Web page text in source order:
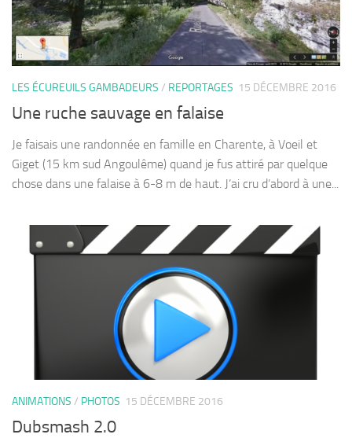
LES ÉCUREUILS GAMBADEURS / REPORTAGES 15 DÉCEMBRE 2016
Une ruche sauvage en falaise
Je faisais une randonnée en famille en Charente, à Voeil et
Giget (15 km sud Angoulême) quand je fus attiré par quelque
chose dans une falaise à 6-8 m de haut. J’ai cru d’abord à une...
ANIMATIONS / PHOTOS 15 DÉCEMBRE 2016
Dubsmash 2.0